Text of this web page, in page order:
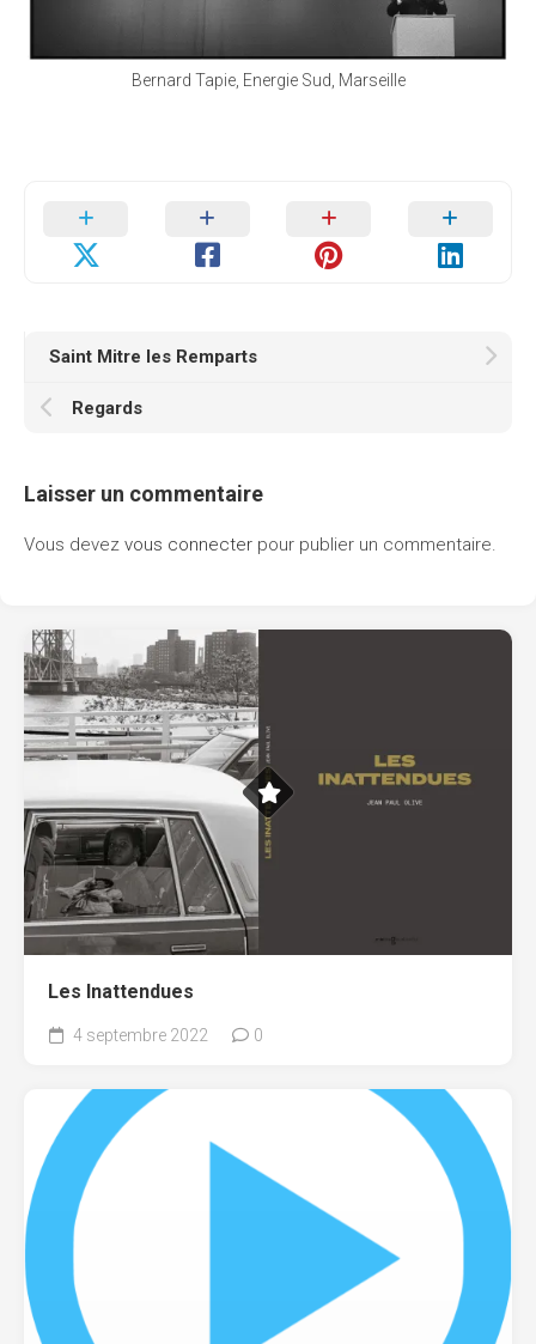
Bernard Tapie, Energie Sud, Marseille
Saint Mitre les Remparts
Regards
Laisser un commentaire
Vous devez vous connecter pour publier un commentaire.
Les Inattendues
4 septembre 2022 0